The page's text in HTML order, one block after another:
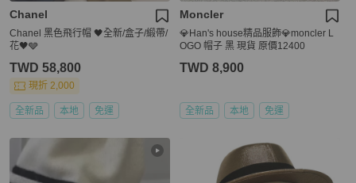
Chanel
Chanel 黑色飛行帽 🖤全新/盒子/緞帶/
花🖤🩶
TWD 58,800
現折 2,000
全新品 本地 免運
Moncler
💎Han's house精品服飾💎moncler L
OGO 帽子 黑 現貨 原價12400
TWD 8,900
全新品 本地 免運